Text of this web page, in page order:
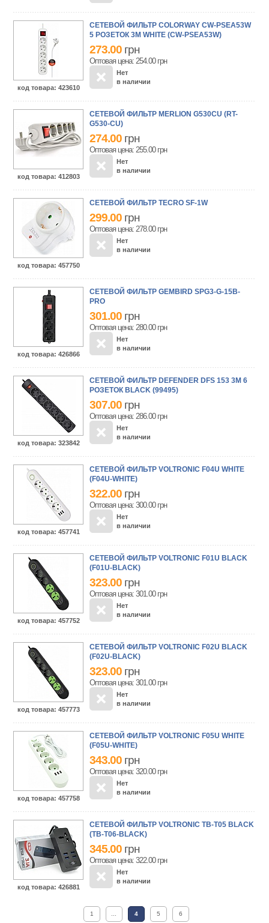
код товара: 423610
СЕТЕВОЙ ФИЛЬТР COLORWAY CW-PSEA53W
5 РОЗЕТОК 3M WHITE (CW-PSEA53W)
273.00 грн
Оптовая цена: 254.00 грн
Нет
в наличии
код товара: 412803
СЕТЕВОЙ ФИЛЬТР MERLION G530CU (RT-
G530-CU)
274.00 грн
Оптовая цена: 255.00 грн
Нет
в наличии
код товара: 457750
СЕТЕВОЙ ФИЛЬТР TECRO SF-1W
299.00 грн
Оптовая цена: 278.00 грн
Нет
в наличии
код товара: 426866
СЕТЕВОЙ ФИЛЬТР GEMBIRD SPG3-G-15B-
PRO
301.00 грн
Оптовая цена: 280.00 грн
Нет
в наличии
код товара: 323842
СЕТЕВОЙ ФИЛЬТР DEFENDER DFS 153 3M 6
РОЗЕТОК BLACK (99495)
307.00 грн
Оптовая цена: 286.00 грн
Нет
в наличии
код товара: 457741
СЕТЕВОЙ ФИЛЬТР VOLTRONIC F04U WHITE
(F04U-WHITE)
322.00 грн
Оптовая цена: 300.00 грн
Нет
в наличии
код товара: 457752
СЕТЕВОЙ ФИЛЬТР VOLTRONIC F01U BLACK
(F01U-BLACK)
323.00 грн
Оптовая цена: 301.00 грн
Нет
в наличии
код товара: 457773
СЕТЕВОЙ ФИЛЬТР VOLTRONIC F02U BLACK
(F02U-BLACK)
323.00 грн
Оптовая цена: 301.00 грн
Нет
в наличии
код товара: 457758
СЕТЕВОЙ ФИЛЬТР VOLTRONIC F05U WHITE
(F05U-WHITE)
343.00 грн
Оптовая цена: 320.00 грн
Нет
в наличии
код товара: 426881
СЕТЕВОЙ ФИЛЬТР VOLTRONIC TВ-Т05 BLACK
(ТВ-Т06-BLACK)
345.00 грн
Оптовая цена: 322.00 грн
Нет
в наличии
1 4 5 6